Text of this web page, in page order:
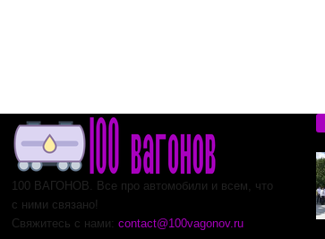
100 ВАГОНОВ. Все про автомобили и всем, что
с ними связано!
Свяжитесь с нами: contact@100vagonov.ru